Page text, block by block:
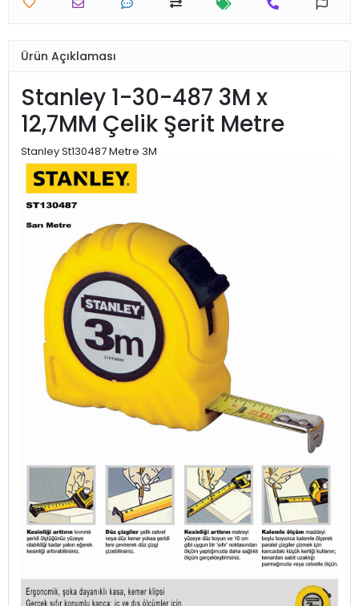
Ürün Açıklaması
Stanley 1-30-487 3M x
12,7MM Çelik Şerit Metre
Stanley St130487 Metre 3M